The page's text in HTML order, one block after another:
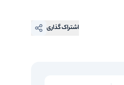
اشتراک گذاری